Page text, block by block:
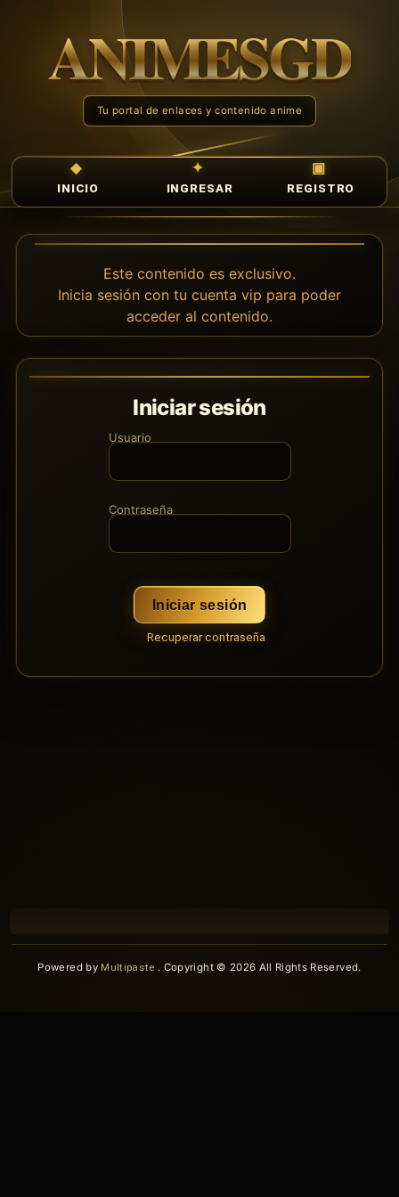
INICIO INGRESAR REGISTRO
Este contenido es exclusivo.
Inicia sesión con tu cuenta vip para poder
acceder al contenido.
Iniciar sesión
Usuario
Contraseña
Iniciar sesión
Recuperar contraseña
Powered by Multipaste . Copyright © 2026 All Rights Reserved.